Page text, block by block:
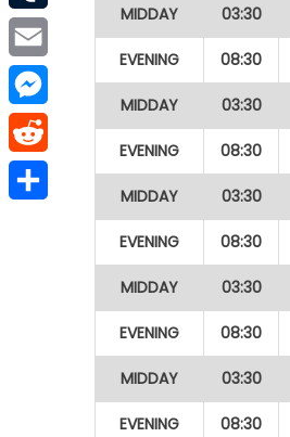
MIDDAY 03:30
EVENING 08:30
MIDDAY 03:30
EVENING 08:30
MIDDAY 03:30
EVENING 08:30
MIDDAY 03:30
EVENING 08:30
MIDDAY 03:30
EVENING 08:30
Tumblr
Email
Messenger
Reddit